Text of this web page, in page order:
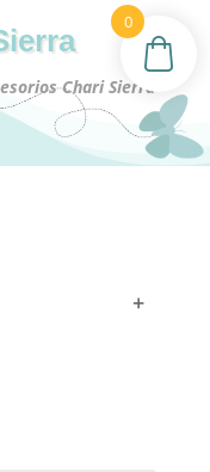
Chari Sierra
0